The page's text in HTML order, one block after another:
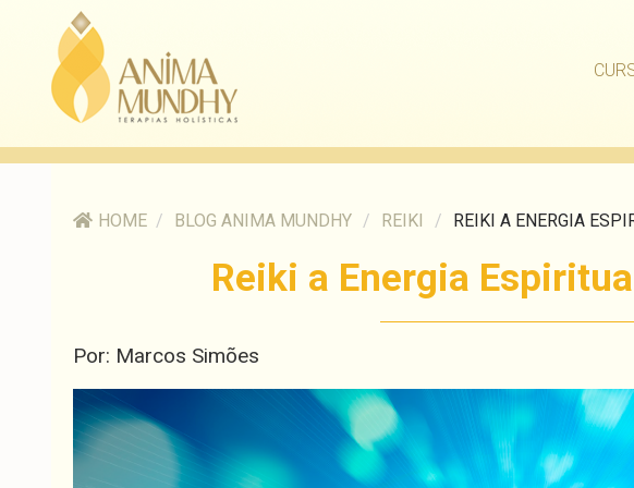
HOME / BLOG ANIMA MUNDHY / REIKI / REIKI A ENERGIA
Reiki a Energia
Por: Marcos Simões